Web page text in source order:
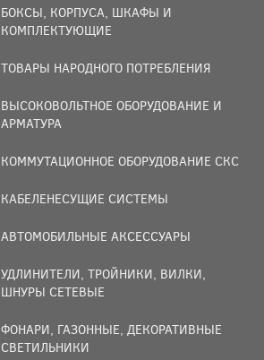
БОКСЫ, КОРПУСА, ШКАФЫ И
КОМПЛЕКТУЮЩИЕ
ТОВАРЫ НАРОДНОГО ПОТРЕБЛЕНИЯ
ВЫСОКОВОЛЬТНОЕ ОБОРУДОВАНИЕ И
АРМАТУРА
КОММУТАЦИОННОЕ ОБОРУДОВАНИЕ СКС
КАБЕЛЕНЕСУЩИЕ СИСТЕМЫ
АВТОМОБИЛЬНЫЕ АКСЕССУАРЫ
УДЛИНИТЕЛИ, ТРОЙНИКИ, ВИЛКИ,
ШНУРЫ СЕТЕВЫЕ
ФОНАРИ, ГАЗОННЫЕ, ДЕКОРАТИВНЫЕ
СВЕТИЛЬНИКИ